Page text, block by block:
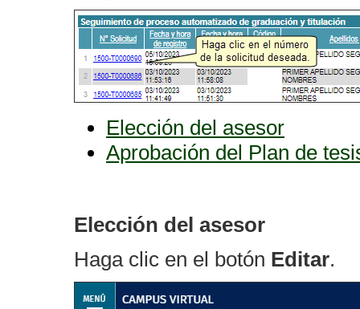
Elección del asesor
Aprobación del Plan de
Elección del asesor
Haga clic en el botón Editar.